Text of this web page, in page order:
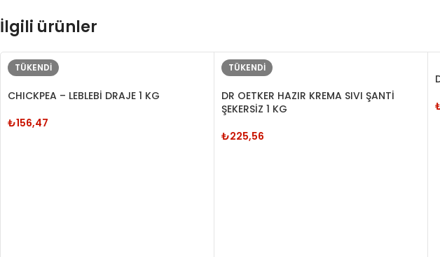
İlgili ürünler
TÜKENDI
CHICKPEA – LEBLEBİ DRAJE 1 KG
₺156,47
TÜKENDI
DR OETKER HAZIR KREMA SIVI ŞANTİ
ŞEKERSİZ 1 KG
₺225,56